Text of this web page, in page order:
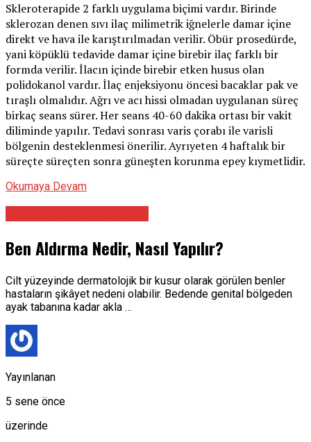
Skleroterapide 2 farklı uygulama biçimi vardır. Birinde
sklerozan denen sıvı ilaç milimetrik iğnelerle damar içine
direkt ve hava ile karıştırılmadan verilir. Öbür prosedürde,
yani köpüklü tedavide damar içine birebir ilaç farklı bir
formda verilir. İlacın içinde birebir etken husus olan
polidokanol vardır. İlaç enjeksiyonu öncesi bacaklar pak ve
tıraşlı olmalıdır. Ağrı ve acı hissi olmadan uygulanan süreç
birkaç seans sürer. Her seans 40-60 dakika ortası bir vakit
diliminde yapılır. Tedavi sonrası varis çorabı ile varisli
bölgenin desteklenmesi önerilir. Ayrıyeten 4 haftalık bir
süreçte süreçten sonra güneşten korunma epey kıymetlidir.
Okumaya Devam
Ben Aldırma Nedir, Nasıl Yapılır?
Cilt yüzeyinde dermatolojik bir kusur olarak görülen benler
hastaların şikâyet nedeni olabilir. Bedende genital bölgeden
ayak tabanına kadar akla …
Yayınlanan
5 sene önce
üzerinde